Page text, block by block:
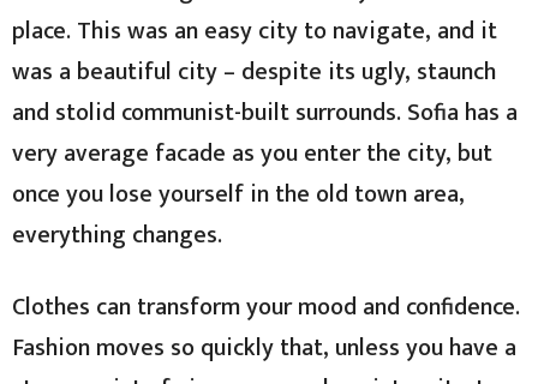
place. This was an easy city to navigate, and it
was a beautiful city – despite its ugly, staunch
and stolid communist-built surrounds. Sofia has a
very average facade as you enter the city, but
once you lose yourself in the old town area,
everything changes.
Clothes can transform your mood and confidence.
Fashion moves so quickly that, unless you have a